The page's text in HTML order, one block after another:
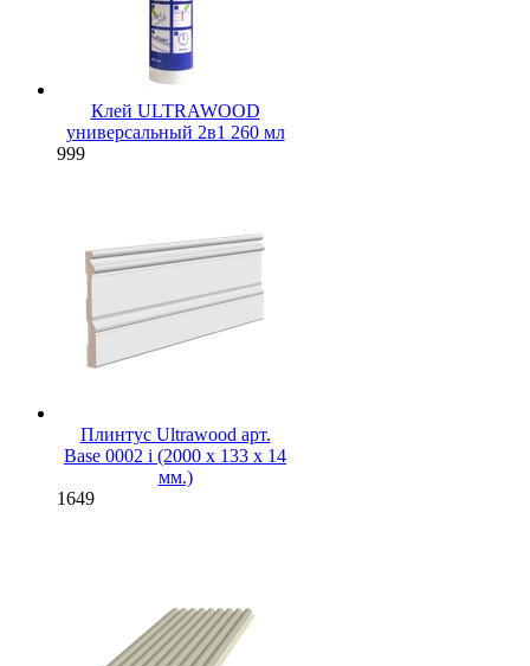
Клей ULTRAWOOD
универсальный 2в1 260 мл
999
Плинтус Ultrawood арт.
Base 0002 i (2000 x 133 x 14
мм.)
1649